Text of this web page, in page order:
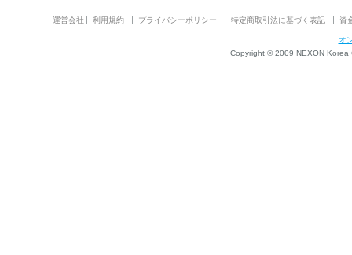
運営会社 利用規約 プライバシーポリシー 特定商取引法に基づく表記 資
オ
Copyright © 2009 NEXON Korea